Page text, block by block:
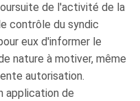
de l'activité de la
contrôle du syndic
eux d'informer le
nature à motiver, même
autorisation.
application de